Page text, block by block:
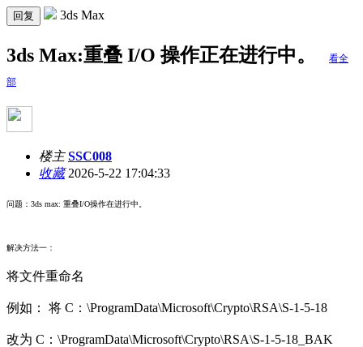
回复 3ds Max
3ds Max:重叠 I/O 操作正在进行中。 看全
部
楼主 SSC008
收藏2026-5-22 17:04:33
问题：3ds max: 重叠I/O操作在进行中。
解决方法一：
将文件重命名
例如： 将 C：\ProgramData\Microsoft\Crypto\RSA\S-1-5-18
改为 C：\ProgramData\Microsoft\Crypto\RSA\S-1-5-18_BAK